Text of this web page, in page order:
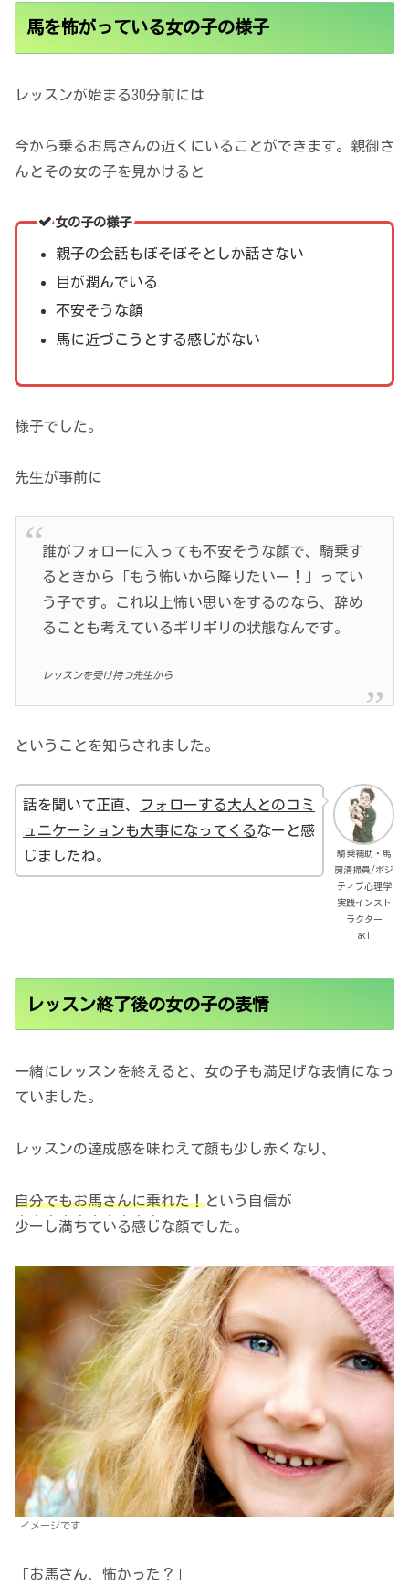
馬を怖がっている女の子の様子
レッスンが始まる30分前には
今から乗るお馬さんの近くにいることができます。親御さ
んとその女の子を見かけると
女の子の様子
親子の会話もぼそぼそとしか話さない
目が潤んでいる
不安そうな顔
馬に近づこうとする感じがない
様子でした。
先生が事前に
誰がフォローに入っても不安そうな顔で、騎乗す
るときから「もう怖いから降りたいー！」ってい
う子です。これ以上怖い思いをするのなら、辞め
ることも考えているギリギリの状態なんです。
レッスンを受け持つ先生から
ということを知らされました。
騎乗補助・馬
房清掃員/ポジ
ティブ心理学
実践インスト
ラクター
aki
話を聞いて正直、
フォローする大人とのコミ
ュニケーションも大事になってくるなーと感
じましたね。
レッスン終了後の女の子の表情
一緒にレッスンを終えると、女の子も満足げな表情になっ
ていました。
レッスンの達成感を味わえて顔も少し赤くなり、
自分でもお馬さんに乗れた！という自信が
少ーし満ちている感じ
・・・・・・・・・・
な顔でした。
イメージです
「お馬さん、怖かった？」